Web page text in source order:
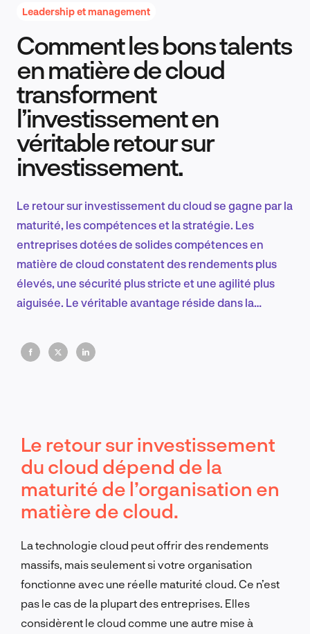
Recherche et conception produit
Tendances sectorielles
FR
Leadership et management
Comment les bons talents
en matière de cloud
transforment
l’investissement en
véritable retour sur
investissement.
Le retour sur investissement du cloud se gagne par la
maturité, les compétences et la stratégie. Les
entreprises dotées de solides compétences en
matière de cloud constatent des rendements plus
élevés, une sécurité plus stricte et une agilité plus
aiguisée. Le véritable avantage réside dans la
transforment la technologie en croissance
commerciale mesurable.
Le retour sur investissement
du cloud dépend de la
maturité de l’organisation en
matière de cloud.
La technologie cloud peut offrir des rendements
massifs, mais seulement si votre organisation
fonctionne avec une réelle maturité cloud. Ce n’est
pas le cas de la plupart des entreprises. Elles
considèrent le cloud comme une autre mise à